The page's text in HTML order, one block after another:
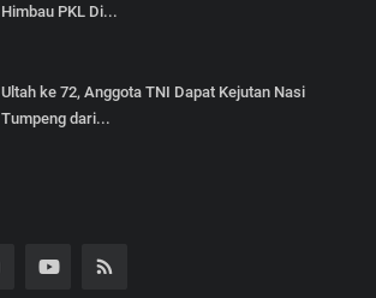
Himbau PKL Di...
Ultah ke 72, Anggota TNI Dapat Kejutan Nasi
Tumpeng dari...